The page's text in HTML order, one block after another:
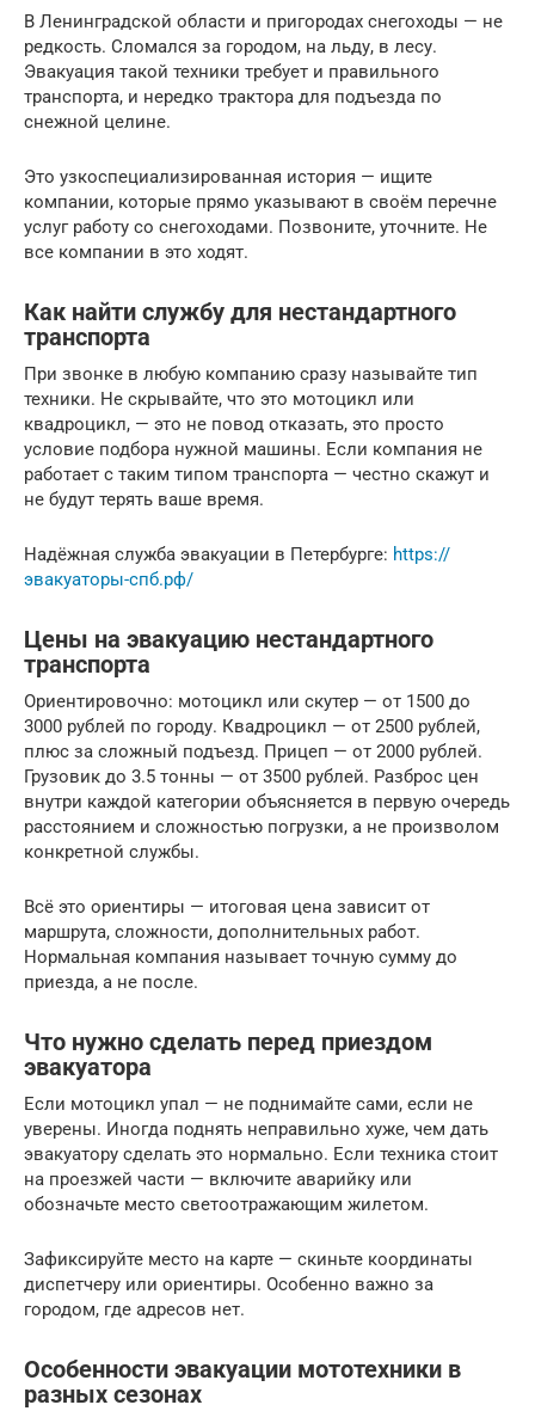
В Ленинградской области и пригородах снегоходы — не
редкость. Сломался за городом, на льду, в лесу.
Эвакуация такой техники требует и правильного
транспорта, и нередко трактора для подъезда по
снежной целине.
Это узкоспециализированная история — ищите
компании, которые прямо указывают в своём перечне
услуг работу со снегоходами. Позвоните, уточните. Не
все компании в это ходят.
Как найти службу для нестандартного
транспорта
При звонке в любую компанию сразу называйте тип
техники. Не скрывайте, что это мотоцикл или
квадроцикл, — это не повод отказать, это просто
условие подбора нужной машины. Если компания не
работает с таким типом транспорта — честно скажут и
не будут терять ваше время.
Надёжная служба эвакуации в Петербурге: https://
эвакуаторы-спб.рф/
Цены на эвакуацию нестандартного
транспорта
Ориентировочно: мотоцикл или скутер — от 1500 до
3000 рублей по городу. Квадроцикл — от 2500 рублей,
плюс за сложный подъезд. Прицеп — от 2000 рублей.
Грузовик до 3.5 тонны — от 3500 рублей. Разброс цен
внутри каждой категории объясняется в первую очередь
расстоянием и сложностью погрузки, а не произволом
конкретной службы.
Всё это ориентиры — итоговая цена зависит от
маршрута, сложности, дополнительных работ.
Нормальная компания называет точную сумму до
приезда, а не после.
Что нужно сделать перед приездом
эвакуатора
Если мотоцикл упал — не поднимайте сами, если не
уверены. Иногда поднять неправильно хуже, чем дать
эвакуатору сделать это нормально. Если техника стоит
на проезжей части — включите аварийку или
обозначьте место светоотражающим жилетом.
Зафиксируйте место на карте — скиньте координаты
диспетчеру или ориентиры. Особенно важно за
городом, где адресов нет.
Особенности эвакуации мототехники в
разных сезонах